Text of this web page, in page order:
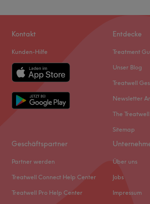
Kontakt
Kunden-Hilfe
Entdecke
Treatment
Unser Blog
Treatwell
Newsletter
The
Sitemap
Geschäftspartner
Partner werden
Treatwell Connect Help Center
Treatwell Pro Help Center
Über uns
Jobs
Impressum